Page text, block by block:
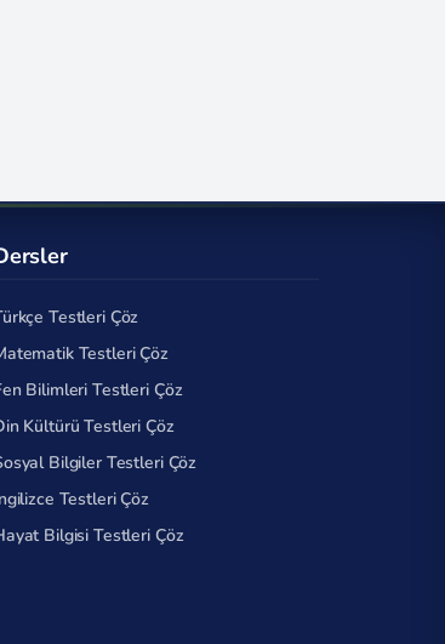
Testleri Çöz
Testleri Çöz
Bilimleri Testleri Çöz
Kültürü Testleri Çöz
Bilgiler Testleri Çöz
Testleri Çöz
Bilgisi Testleri Çöz